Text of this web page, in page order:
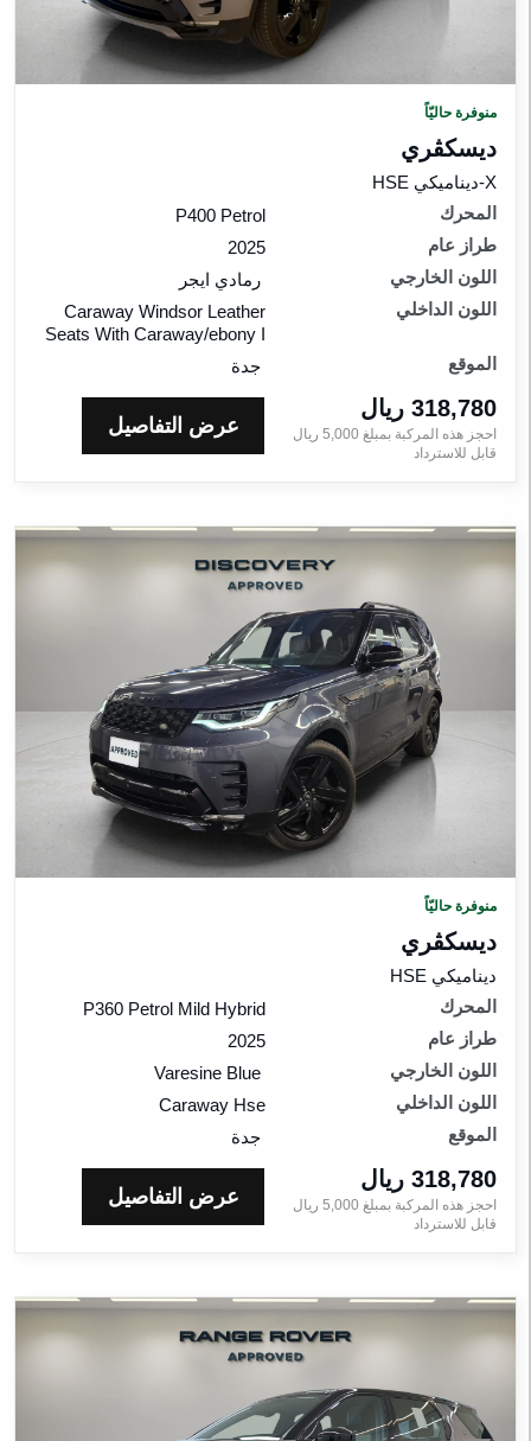
منوفرة حاليّاً
ديسكڤري
X-ديناميكي HSE
المحرك
P400 Petrol
طراز عام
2025
اللون الخارجي
رمادي ايجر
اللون الداخلي
Caraway Windsor Leather
Seats With Caraway/ebony I
الموقع
جدة
318,780 ريال‎
احجز هذه المركبة بمبلغ 5,000 ريال‎
قابل للاسترداد
عرض التفاصيل
منوفرة حاليّاً
ديسكڤري
ديناميكي HSE
المحرك
P360 Petrol Mild Hybrid
طراز عام
2025
اللون الخارجي
Varesine Blue
اللون الداخلي
Caraway Hse
الموقع
جدة
318,780 ريال‎
احجز هذه المركبة بمبلغ 5,000 ريال‎
قابل للاسترداد
عرض التفاصيل